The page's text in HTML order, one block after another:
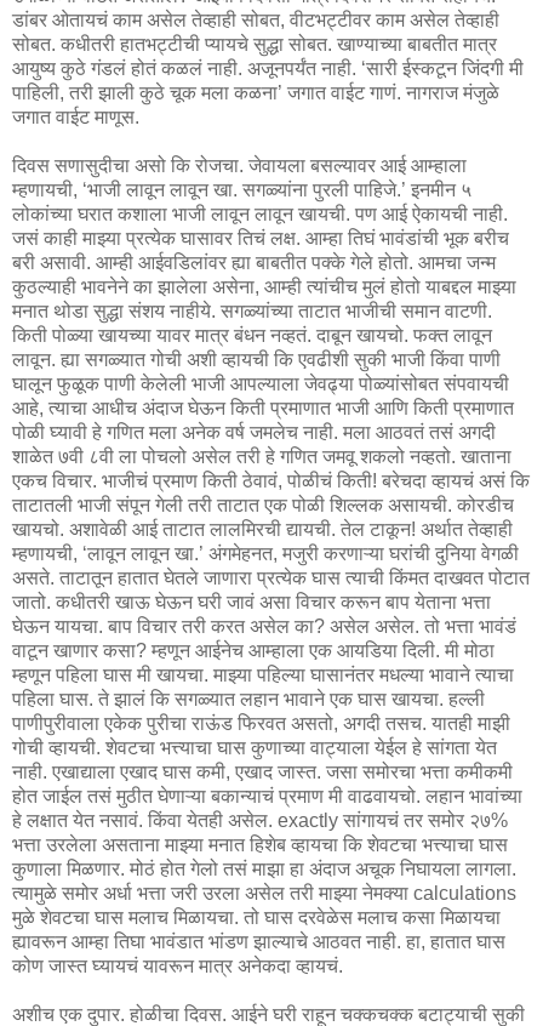
डांबर ओतायचं काम असेल तेव्हाही सोबत, वीटभट्टीवर काम असेल तेव्हाही
सोबत. कधीतरी हातभट्टीची प्यायचे सुद्धा सोबत. खाण्याच्या बाबतीत मात्र
आयुष्य कुठे गंडलं होतं कळलं नाही. अजूनपर्यंत नाही. ‘सारी ईस्कटून जिंदगी मी
पाहिली, तरी झाली कुठे चूक मला कळना’ जगात वाईट गाणं. नागराज मंजुळे
जगात वाईट माणूस.
दिवस सणासुदीचा असो कि रोजचा. जेवायला बसल्यावर आई आम्हाला
म्हणायची, ‘भाजी लावून लावून खा. सगळ्यांना पुरली पाहिजे.’ इनमीन ५
लोकांच्या घरात कशाला भाजी लावून लावून खायची. पण आई ऐकायची नाही.
जसं काही माझ्या प्रत्येक घासावर तिचं लक्ष. आम्हा तिघं भावंडांची भूक बरीच
बरी असावी. आम्ही आईवडिलांवर ह्या बाबतीत पक्के गेले होतो. आमचा जन्म
कुठल्याही भावनेने का झालेला असेना, आम्ही त्यांचीच मुलं होतो याबद्दल माझ्या
मनात थोडा सुद्धा संशय नाहीये. सगळ्यांच्या ताटात भाजीची समान वाटणी.
किती पोळ्या खायच्या यावर मात्र बंधन नव्हतं. दाबून खायचो. फक्त लावून
लावून. ह्या सगळ्यात गोची अशी व्हायची कि एवढीशी सुकी भाजी किंवा पाणी
घालून फुळूक पाणी केलेली भाजी आपल्याला जेवढ्या पोळ्यांसोबत संपवायची
आहे, त्याचा आधीच अंदाज घेऊन किती प्रमाणात भाजी आणि किती प्रमाणात
पोळी घ्यावी हे गणित मला अनेक वर्ष जमलेच नाही. मला आठवतं तसं अगदी
शाळेत ७वी ८वी ला पोचलो असेल तरी हे गणित जमवू शकलो नव्हतो. खाताना
एकच विचार. भाजीचं प्रमाण किती ठेवावं, पोळीचं किती! बरेचदा व्हायचं असं कि
ताटातली भाजी संपून गेली तरी ताटात एक पोळी शिल्लक असायची. कोरडीच
खायचो. अशावेळी आई ताटात लालमिरची द्यायची. तेल टाकून! अर्थात तेव्हाही
म्हणायची, ‘लावून लावून खा.’ अंगमेहनत, मजुरी करणाऱ्या घरांची दुनिया वेगळी
असते. ताटातून हातात घेतले जाणारा प्रत्येक घास त्याची किंमत दाखवत पोटात
जातो. कधीतरी खाऊ घेऊन घरी जावं असा विचार करून बाप येताना भत्ता
घेऊन यायचा. बाप विचार तरी करत असेल का? असेल असेल. तो भत्ता भावंडं
वाटून खाणार कसा? म्हणून आईनेच आम्हाला एक आयडिया दिली. मी मोठा
म्हणून पहिला घास मी खायचा. माझ्या पहिल्या घासानंतर मधल्या भावाने त्याचा
पहिला घास. ते झालं कि सगळ्यात लहान भावाने एक घास खायचा. हल्ली
पाणीपुरीवाला एकेक पुरीचा राऊंड फिरवत असतो, अगदी तसच. यातही माझी
गोची व्हायची. शेवटचा भत्त्याचा घास कुणाच्या वाट्याला येईल हे सांगता येत
नाही. एखाद्याला एखाद घास कमी, एखाद जास्त. जसा समोरचा भत्ता कमीकमी
होत जाईल तसं मुठीत घेणाऱ्या बकान्याचं प्रमाण मी वाढवायचो. लहान भावांच्या
हे लक्षात येत नसावं. किंवा येतही असेल. exactly सांगायचं तर समोर २७%
भत्ता उरलेला असताना माझ्या मनात हिशेब व्हायचा कि शेवटचा भत्त्याचा घास
कुणाला मिळणार. मोठं होत गेलो तसं माझा हा अंदाज अचूक निघायला लागला.
त्यामुळे समोर अर्धा भत्ता जरी उरला असेल तरी माझ्या नेमक्या calculations
मुळे शेवटचा घास मलाच मिळायचा. तो घास दरवेळेस मलाच कसा मिळायचा
ह्यावरून आम्हा तिघा भावंडात भांडण झाल्याचे आठवत नाही. हा, हातात घास
कोण जास्त घ्यायचं यावरून मात्र अनेकदा व्हायचं.
अशीच एक दुपार. होळीचा दिवस. आईने घरी राहून चक्कचक्क बटाट्याची सुकी